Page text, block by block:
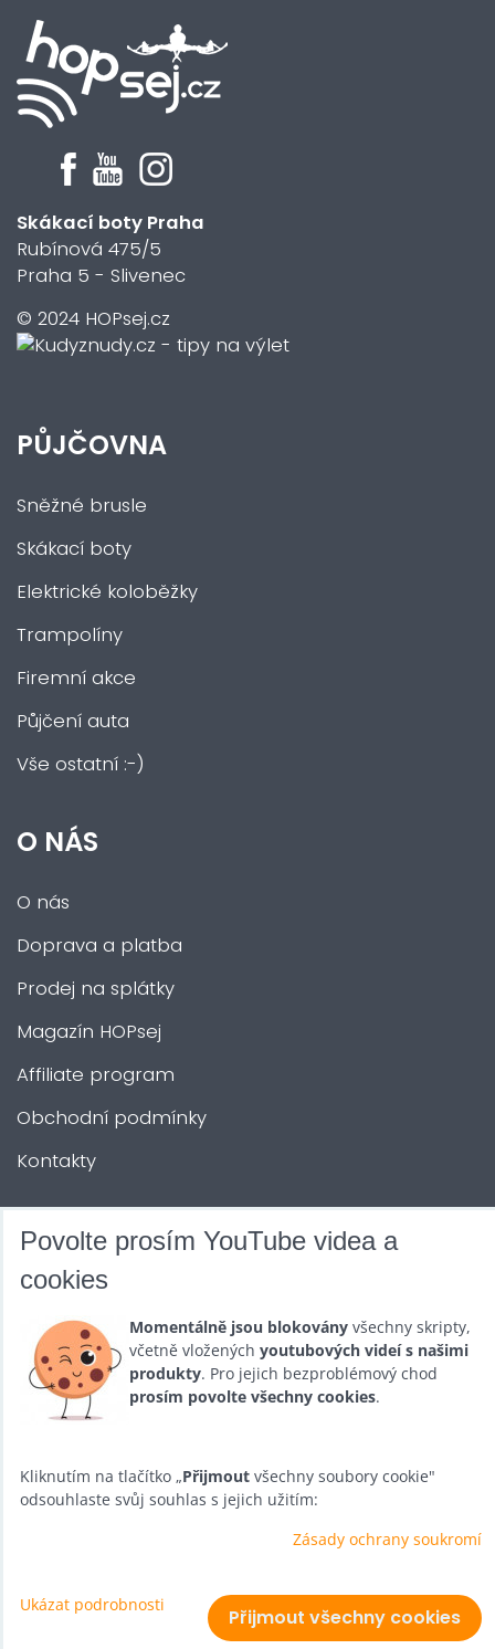
Skákací boty Praha
Rubínová 475/5
Praha 5 - Slivenec
© 2024 HOPsej.cz
PŮJČOVNA
Sněžné brusle
Skákací boty
Elektrické koloběžky
Trampolíny
Firemní akce
Půjčení auta
Vše ostatní :-)
O NÁS
O nás
Doprava a platba
Prodej na splátky
Magazín HOPsej
Affiliate program
Obchodní podmínky
Kontakty
DALŠÍ SLUŽBY
Půjčovna
Promotéři
Kurzy a setkání
Velkoobchod
Nabídka práce
Předvolby soukromí
Zásady ochrany soukromí
Vytvořeno systémem:ByznysWeb.cz
Povolte prosím YouTube videa a
cookies
Momentálně jsou blokovány všechny skripty,
včetně vložených youtubových videí s našimi
produkty. Pro jejich bezproblémový chod
prosím povolte všechny cookies.
Kliknutím na tlačítko „Přijmout všechny soubory cookie"
odsouhlaste svůj souhlas s jejich užitím:
Zásady ochrany soukromí
Ukázat podrobnosti
Přijmout všechny cookies